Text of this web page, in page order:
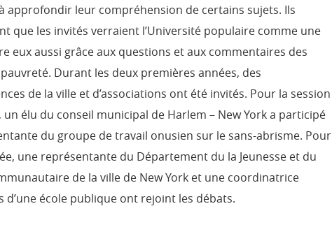
à approfondir leur compréhension de certains sujets. Ils
que les invités verraient l’Université populaire comme une
eux aussi grâce aux questions et aux commentaires des
Durant les deux premières années, des
de la ville et d’associations ont été invités. Pour la session
élu du conseil municipal de Harlem – New York a participé
du groupe de travail onusien sur le sans-abrisme. Pour
une représentante du Département du la Jeunesse et du
de la ville de New York et une coordinatrice
d’une école publique ont rejoint les débats.